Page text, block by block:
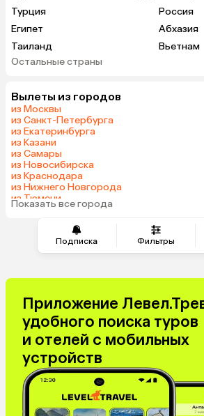
Подписка Фильтры
Турция
Россия
Египет
Абхазия
Таиланд
Вьетнам
ОАЭ
Армения
Казахстан
Узбекистан
Катар
Гонконг
Таджикистан
Остальные страны
Вылеты из городов
из Москвы
из Санкт-Петербурга
из Екатеринбурга
из Казани
из Самары
из Новосибирска
из Краснодара
из Нижнего Новгорода
из Тюмени
из Минеральных Вод
Показать все города
Приложение
удобного поиска туров
и отелей с мобильных
устройств